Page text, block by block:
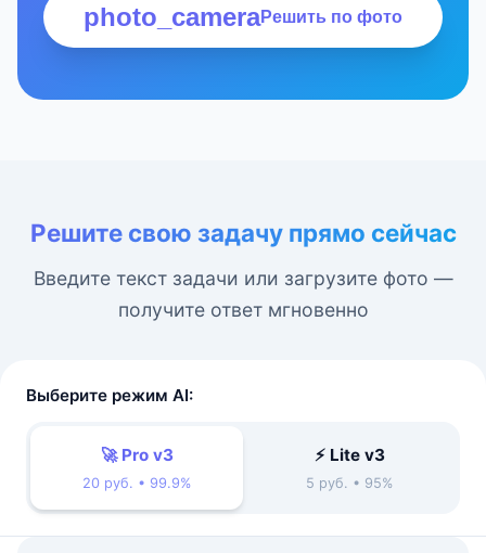
photo_cameraРешить по фото
Решите свою задачу прямо сейчас
Введите текст задачи или загрузите фото —
получите ответ мгновенно
Выберите режим AI:
🚀 Pro v3
20 руб. • 99.9%
⚡ Lite v3
5 руб. • 95%